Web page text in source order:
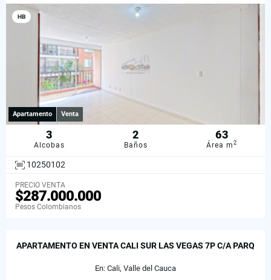
HB
Apartamento Venta
3
Alcobas
2
Baños
63
Área m2
10250102
PRECIO VENTA
$287.000.000
Pesos Colombianos
APARTAMENTO EN VENTA CALI SUR LAS VEGAS 7P C/A PARQ
En: Cali, Valle del Cauca